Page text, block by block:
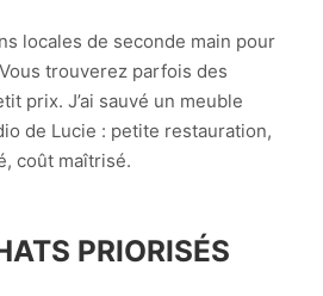
locales de seconde main pour
trouverez parfois des
prix. J’ai sauvé un meuble
de Lucie : petite restauration,
coût maîtrisé.
PRIORISÉS